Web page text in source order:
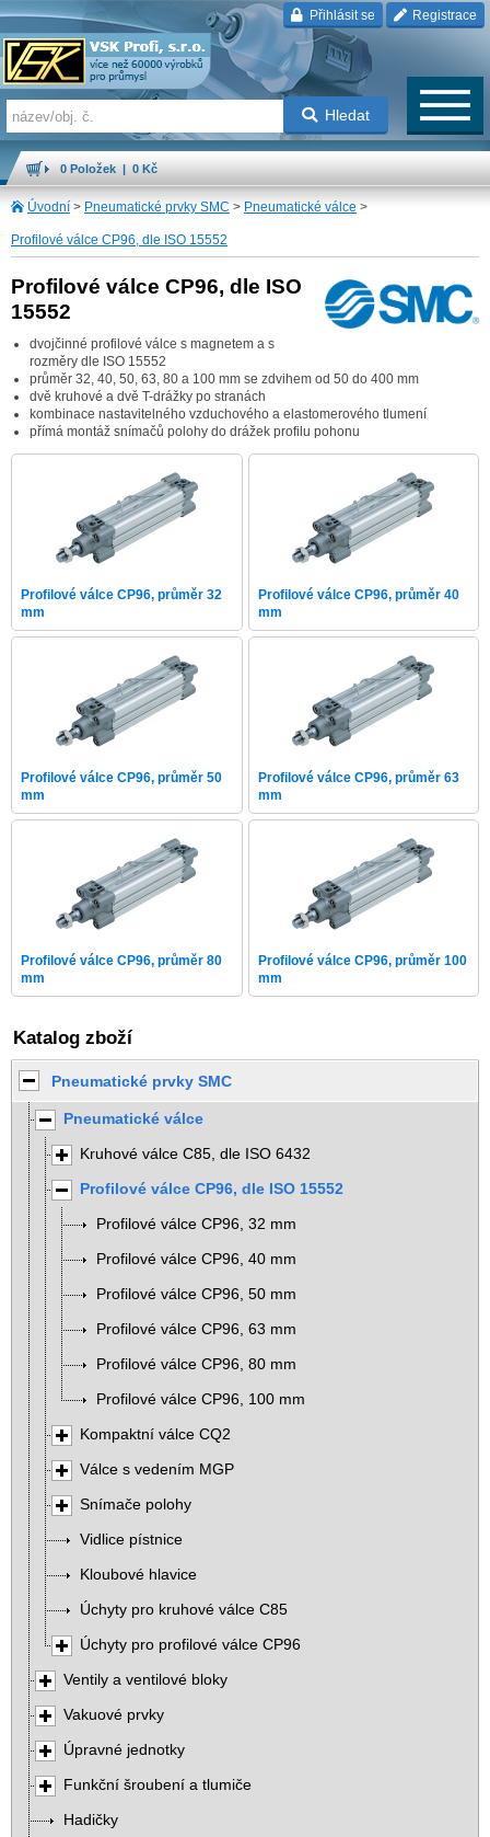
Přihlásit se Registrace
Hledat
0 Položek | 0 Kč
Úvodní > Pneumatické prvky SMC > Pneumatické válce >
Profilové válce CP96, dle ISO 15552
Profilové válce CP96, dle ISO
15552
dvojčinné profilové válce s magnetem a s
rozměry dle ISO 15552
průměr 32, 40, 50, 63, 80 a 100 mm se zdvihem od 50 do 400 mm
dvě kruhové a dvě T-drážky po stranách
kombinace nastavitelného vzduchového a elastomerového tlumení
přímá montáž snímačů polohy do drážek profilu pohonu
Profilové válce CP96, průměr 32
mm
Profilové válce CP96, průměr 40
mm
Profilové válce CP96, průměr 50
mm
Profilové válce CP96, průměr 63
mm
Profilové válce CP96, průměr 80
mm
Profilové válce CP96, průměr 100
mm
Katalog zboží
Pneumatické prvky SMC
Pneumatické válce
Kruhové válce C85, dle ISO 6432
Profilové válce CP96, dle ISO 15552
Profilové válce CP96, 32 mm
Profilové válce CP96, 40 mm
Profilové válce CP96, 50 mm
Profilové válce CP96, 63 mm
Profilové válce CP96, 80 mm
Profilové válce CP96, 100 mm
Kompaktní válce CQ2
Válce s vedením MGP
Snímače polohy
Vidlice pístnice
Kloubové hlavice
Úchyty pro kruhové válce C85
Úchyty pro profilové válce CP96
Ventily a ventilové bloky
Vakuové prvky
Úpravné jednotky
Funkční šroubení a tlumiče
Hadičky